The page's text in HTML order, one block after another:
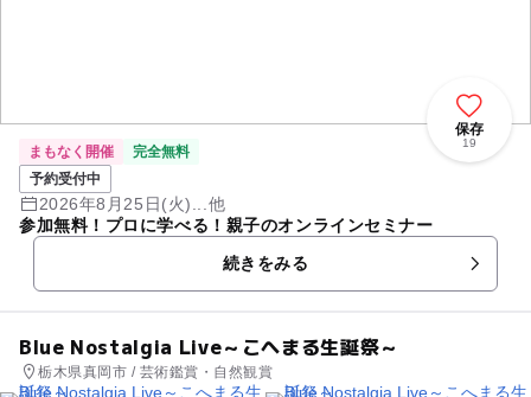
保存
19
まもなく開催
完全無料
予約受付中
2026年8月25日(火)...他
参加無料！プロに学べる！親子のオンラインセミナー
続きをみる
Blue Nostalgia Live～こへまる生誕祭～
栃木県真岡市 / 芸術鑑賞・自然観賞